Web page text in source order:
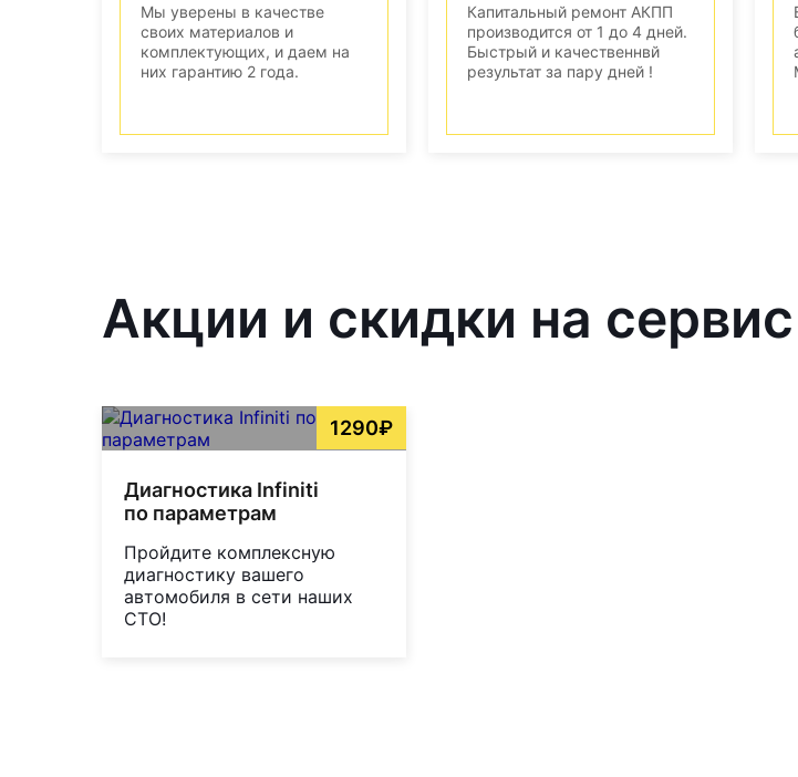
Мы уверены в качестве
своих материалов и
комплектующих, и даем на
них гарантию 2 года.
Капитальный ремонт АКПП
производится от 1 до 4 дней.
Быстрый и качественнвй
результат за пару дней !
Акции и скидки на сервис
1290₽
Диагностика Infiniti
по параметрам
Пройдите комплексную
диагностику вашего
автомобиля в сети наших
СТО!